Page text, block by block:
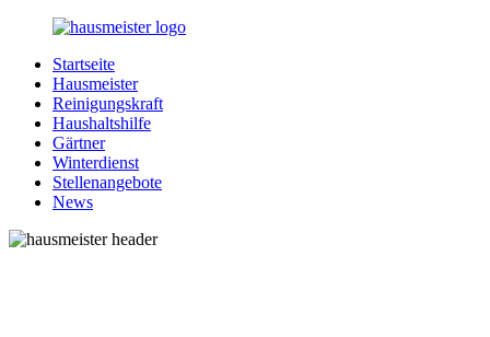
Zurück
Inhalt
Hausmeister.de
Alles
rund
Ihren
Haushalt
Startseite
Hausmeister
Reinigungskraft
Haushaltshilfe
Gärtner
Winterdienst
Stellenangebote
News